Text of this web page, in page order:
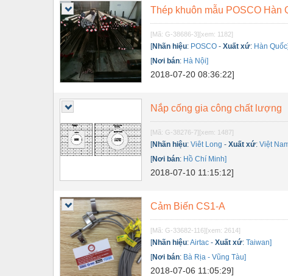
Nâng hạ - Trang thiết bị
Nội - Ngoại thất - văn phòng
Nồi hơi - Trang thiết bị
Nông nghiệp - Thiết bị
Phốt cơ khí
Sắt, thép, inox các loại
Thí nghiệm-Trang thiết bị
Thiết bị chiếu sáng
Thiết bị chống sét
Thiết bị an ninh
Thiết bị công nghiệp
Thiết bị công trình
Thép khuôn mẫu POSCO Hàn
[Mã: G-38686-3][xem: 1182]
[Nhãn hiệu: POSCO -Xuất xứ: Hàn
[Nơi bán: Hà Nội]
2018-07-20 08:36:22]
Nắp cống gia công chất lượng
[Mã: G-38276-7][xem: 1487]
[Nhãn hiệu:Viêt Long -Xuất xứ:Việt
[Nơi bán: Hồ Chí Minh]
2018-07-10 11:15:12]
Cảm Biến CS1-A
[Mã: G-33682-116][xem: 2614]
[Nhãn hiệu:Airtac -Xuất xứ:Taiwan]
[Nơi bán: Bà Rịa - Vũng Tàu]
2018-07-06 11:05:29]